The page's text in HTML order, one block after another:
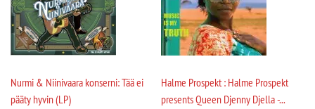
Nurmi & Niinivaara konserni: Tää ei
pääty hyvin (LP)
Halme Prospekt : Halme Prospekt
presents Queen Djenny Djella -...